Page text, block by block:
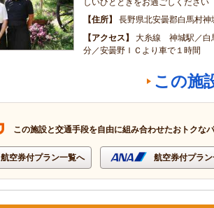
住所
長野県北安曇郡白馬村
アクセス
大糸線 神城駅／白
分／安曇野ＩＣより車で１時間
この施
この施設と交通手段を自由に組み合わせたおトクな
航空券付プラン一覧へ 航空券付プラ